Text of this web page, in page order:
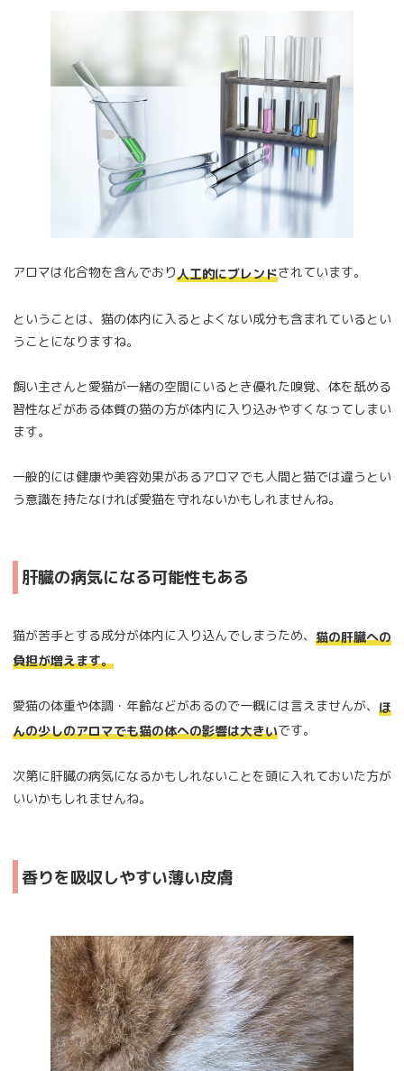
アロマは化合物を含んでおり人工的にブレンドされています。
ということは、猫の体内に入るとよくない成分も含まれているとい
うことになりますね。
飼い主さんと愛猫が一緒の空間にいるとき優れた嗅覚、体を舐める
習性などがある体質の猫の方が体内に入り込みやすくなってしまい
ます。
一般的には健康や美容効果があるアロマでも人間と猫では違うとい
う意識を持たなければ愛猫を守れないかもしれませんね。
肝臓の病気になる可能性もある
猫が苦手とする成分が体内に入り込んでしまうため、 猫の肝臓への
負担が増えます。
愛猫の体重や体調・年齢などがあるので一概には言えませんが、 ほ
んの少しのアロマでも猫の体への影響は大きいです。
次第に肝臓の病気になるかもしれないことを頭に入れておいた方が
いいかもしれませんね。
香りを吸収しやすい薄い皮膚